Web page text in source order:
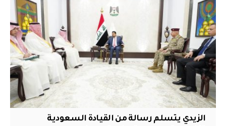
الزيدي يتسلم رسالة من القيادة السعودية